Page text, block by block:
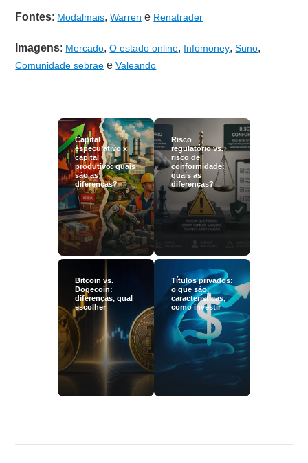
Fontes: Modalmais,Warren e Renatrader
Imagens: Mercado,O estado online, Infomoney,Suno,
Comunidade sebrae eValeando
Capital
especulativo x
capital
produtivo: quais
são as
diferenças?
Risco
regulatório vs.
risco de
conformidade:
quais as
diferenças?
Bitcoin vs.
Dogecoin:
diferenças, qual
escolher
Títulos privados:
o que são,
características,
como investir